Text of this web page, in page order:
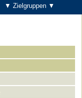
▼ Zielgruppen ▼